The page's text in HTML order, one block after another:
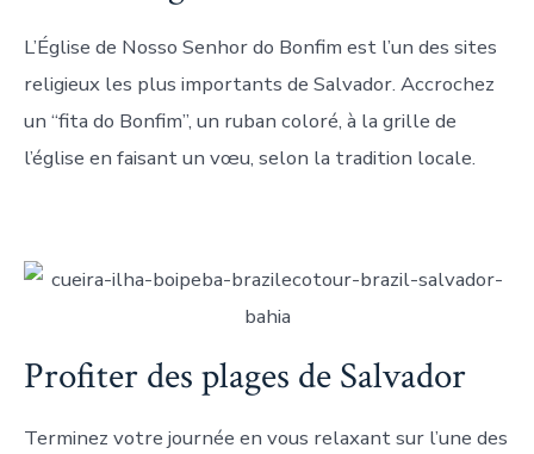
L’Église de Nosso Senhor do Bonfim est l’un des sites
religieux les plus importants de Salvador. Accrochez
un “fita do Bonfim”, un ruban coloré, à la grille de
l’église en faisant un vœu, selon la tradition locale.
Profiter des plages de Salvador
Terminez votre journée en vous relaxant sur l’une des